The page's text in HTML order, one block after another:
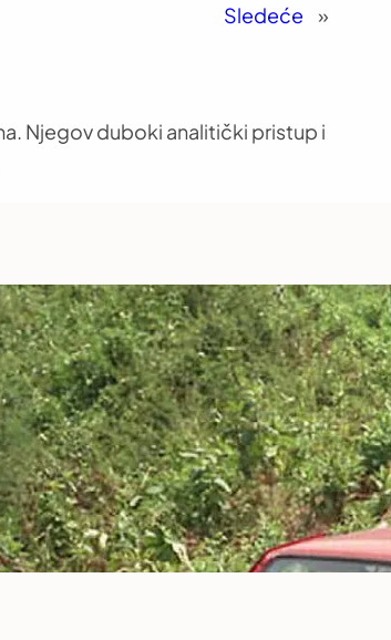
Sledeće »
Njegov duboki analitički pristup i